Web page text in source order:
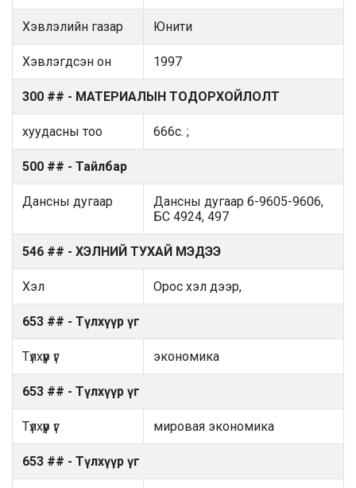
Хэвлэлийн газар Юнити
Хэвлэгдсэн он 1997
300 ## - МАТЕРИАЛЫН ТОДОРХОЙЛОЛТ
хуудасны тоо 666с. ;
500 ## - Тайлбар
Дансны дугаар
Дансны дугаар б-9605-9606,
БС 4924, 497
546 ## - ХЭЛНИЙ ТУХАЙ МЭДЭЭ
Хэл Орос хэл дээр,
653 ## - Түлхүүр үг
Түлхүүр үг экономика
653 ## - Түлхүүр үг
Түлхүүр үг мировая экономика
653 ## - Түлхүүр үг